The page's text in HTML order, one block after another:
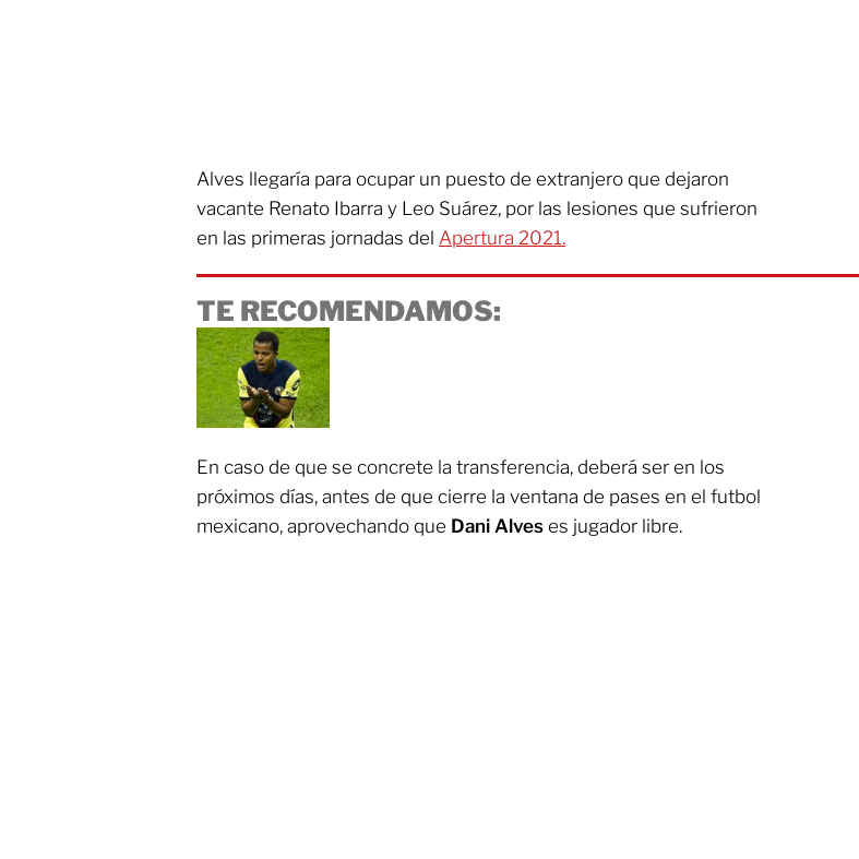
Alves llegaría para ocupar un puesto de extranjero que dejaron
vacante Renato Ibarra y Leo Suárez, por las lesiones que sufrieron
en las primeras jornadas del Apertura 2021.
TE RECOMENDAMOS:
En caso de que se concrete la transferencia, deberá ser en los
próximos días, antes de que cierre la ventana de pases en el futbol
mexicano, aprovechando que Dani Alves es jugador libre.